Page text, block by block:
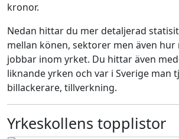
kronor.
Nedan hittar du mer detaljerad
mellan könen, sektorer men även hur
jobbar inom yrket. Du hittar även
liknande yrken och var i Sverige man
billackerare, tillverkning.
Yrkeskollens topplistor